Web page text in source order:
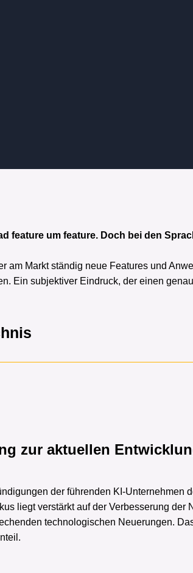
feature um feature. Doch bei den
am Markt ständig neue Features und
Ein subjektiver Eindruck, der einen
zur aktuellen
der führenden KI-Unternehmen
liegt verstärkt auf der Verbesserung der
technologischen Neuerungen.